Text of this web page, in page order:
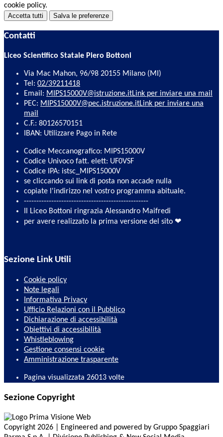
cookie policy.
Accetta tutti Salva le preferenze
Contatti
Liceo Scientifico Statale Piero Bottoni
Via Mac Mahon, 96/98 20155 Milano (MI)
Tel: 02/39211418
Email: MIPS15000V@istruzione.itLink per inviare una mail
PEC: MIPS15000V@pec.istruzione.itLink per inviare una
mail
C.F.: 80126570151
IBAN: Utilizzare Pago in Rete
Codice Meccanografico: MIPS15000V
Codice Univoco fatt. elett: UF0VSF
Codice IPA: istsc_MIPS15000V
se cliccando sui link di posta non accade nulla
copiate l'indirizzo nel vostro programma abituale.
--------------------------------------------------
Il Liceo Bottoni ringrazia Alessandro Maifredi
per avere realizzato la prima versione del sito ❤
Sezione Link Utili
Cookie policy
Note legali
Informativa Privacy
Ufficio Relazioni con il Pubblico
Dichiarazione di accessibilità
Obiettivi di accessibilità
Whistleblowing
Gestione consensi cookie
Amministrazione trasparente
Pagina visualizzata 26013 volte
Sezione Copyright
Copyright 2026 | Engineered and powered by Gruppo Spaggiari